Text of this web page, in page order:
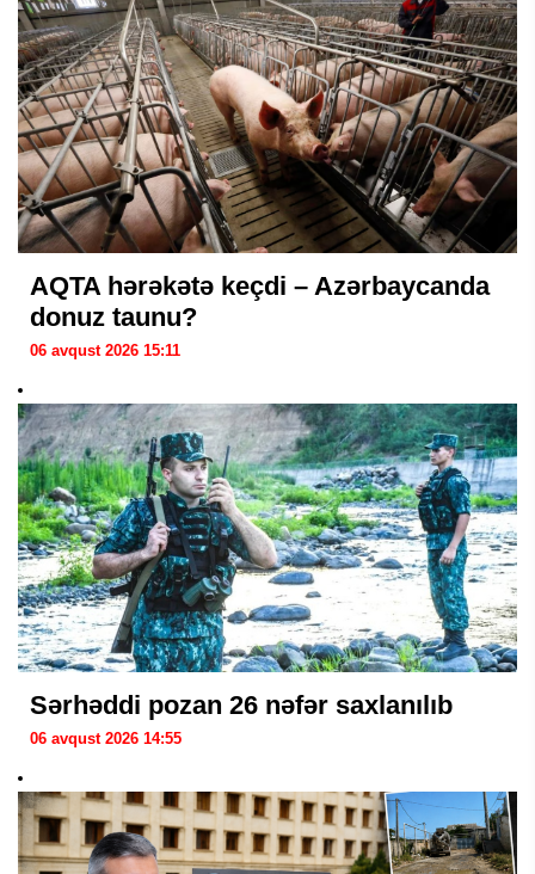
AQTA hərəkətə keçdi – Azərbaycanda
donuz taunu?
06 avqust 2026 15:11
Sərhəddi pozan 26 nəfər saxlanılıb
06 avqust 2026 14:55